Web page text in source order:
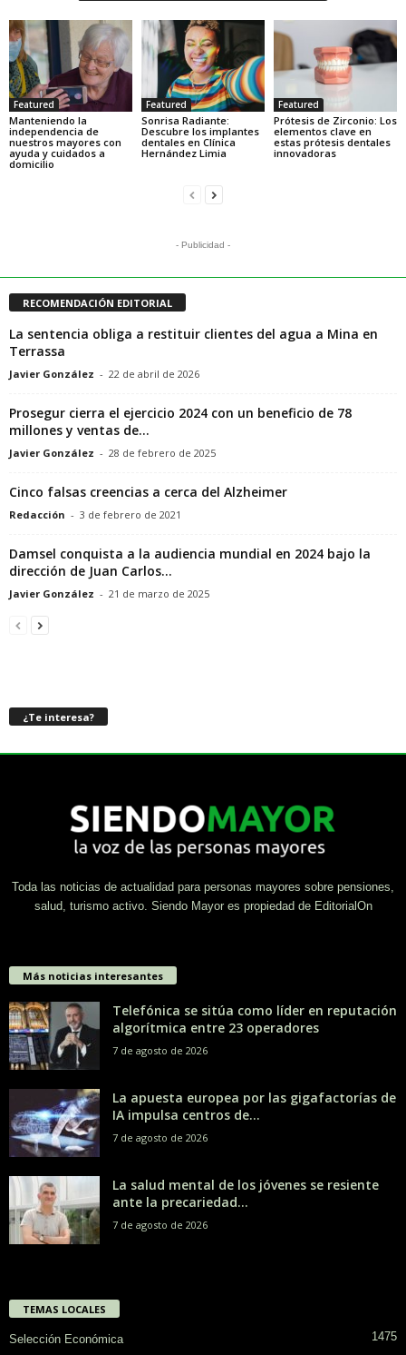
Featured
Manteniendo la
independencia de
nuestros mayores con
ayuda y cuidados a
domicilio
Featured
Sonrisa Radiante:
Descubre los implantes
dentales en Clínica
Hernández Limia
Featured
Prótesis de Zirconio: Los
elementos clave en
estas prótesis dentales
innovadoras
- Publicidad -
RECOMENDACIÓN EDITORIAL
La sentencia obliga a restituir clientes del agua a Mina en
Terrassa
Javier González - 22 de abril de 2026
Prosegur cierra el ejercicio 2024 con un beneficio de 78
millones y ventas de...
Javier González - 28 de febrero de 2025
Cinco falsas creencias a cerca del Alzheimer
Redacción - 3 de febrero de 2021
Damsel conquista a la audiencia mundial en 2024 bajo la
dirección de Juan Carlos...
Javier González - 21 de marzo de 2025
¿Te interesa?
Toda las noticias de actualidad para personas mayores sobre pensiones,
salud, turismo activo. Siendo Mayor es propiedad de EditorialOn
Más noticias interesantes
Telefónica se sitúa como líder en reputación
algorítmica entre 23 operadores
7 de agosto de 2026
La apuesta europea por las gigafactorías de
IA impulsa centros de...
7 de agosto de 2026
La salud mental de los jóvenes se resiente
ante la precariedad...
7 de agosto de 2026
TEMAS LOCALES
Selección Económica 1475